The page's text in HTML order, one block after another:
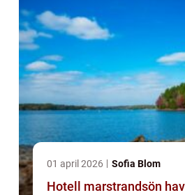
01 april 2026 Sofia Blom
Hotell marstrandsön havsnära